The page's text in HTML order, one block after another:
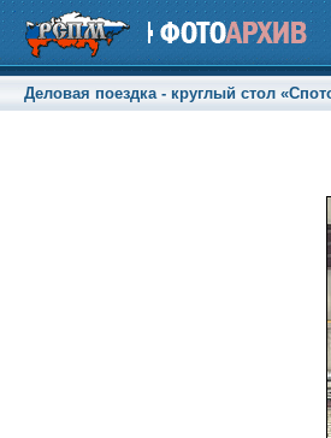
Деловая поездка - круглый стол